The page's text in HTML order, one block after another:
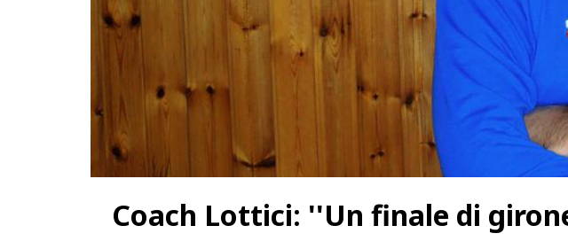
Coach Lottici: ''Un finale di